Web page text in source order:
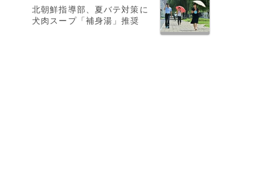
北朝鮮指導部、夏バテ対策に
犬肉スープ「補身湯」推奨